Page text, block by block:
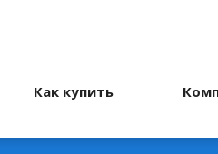
Как купить